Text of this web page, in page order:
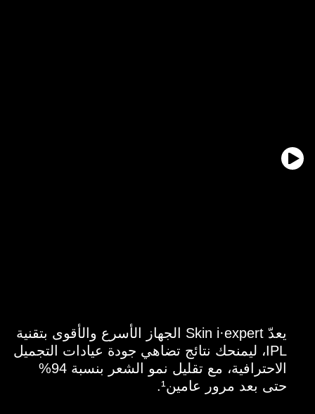
يعدّ Skin i·expert الجهاز الأسرع والأقوى بتقنية
IPL، ليمنحك نتائج تضاهي جودة عيادات التجميل
الاحترافية، مع تقليل نمو الشعر بنسبة 94%
حتى بعد مرور عامين¹.